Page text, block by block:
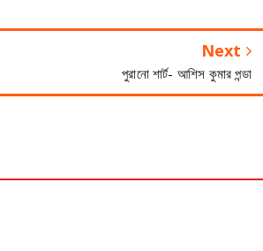
Next
পুরানো শার্ট- আশিস কুমার পন্ডা